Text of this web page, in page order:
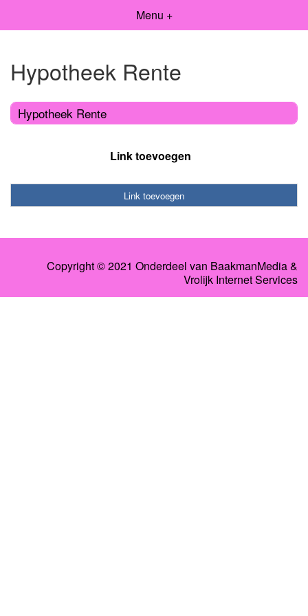
Menu +
Hypotheek Rente
Hypotheek Rente
Link toevoegen
Link toevoegen
Copyright © 2021 Onderdeel van BaakmanMedia&
Vrolijk Internet Services